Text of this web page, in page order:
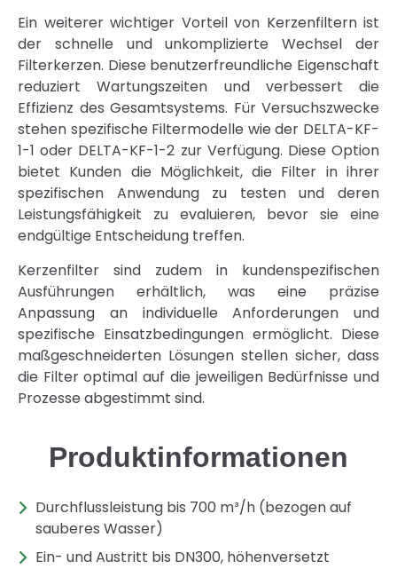
Ein weiterer wichtiger Vorteil von Kerzenfiltern ist
der schnelle und unkomplizierte Wechsel der
Filterkerzen. Diese benutzerfreundliche Eigenschaft
reduziert Wartungszeiten und verbessert die
Effizienz des Gesamtsystems. Für Versuchszwecke
stehen spezifische Filtermodelle wie der DELTA-KF-
1-1 oder DELTA-KF-1-2 zur Verfügung. Diese Option
bietet Kunden die Möglichkeit, die Filter in ihrer
spezifischen Anwendung zu testen und deren
Leistungsfähigkeit zu evaluieren, bevor sie eine
endgültige Entscheidung treffen.
Kerzenfilter sind zudem in kundenspezifischen
Ausführungen erhältlich, was eine präzise
Anpassung an individuelle Anforderungen und
spezifische Einsatzbedingungen ermöglicht. Diese
maßgeschneiderten Lösungen stellen sicher, dass
die Filter optimal auf die jeweiligen Bedürfnisse und
Prozesse abgestimmt sind.
Produktinformationen
Durchflussleistung bis 700 m³/h (bezogen auf
sauberes Wasser)
Ein- und Austritt bis DN300, höhenversetzt